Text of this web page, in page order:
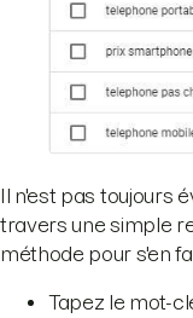
Il n'est pas toujours
travers une simple
méthode pour s'en
Tapez le mot-